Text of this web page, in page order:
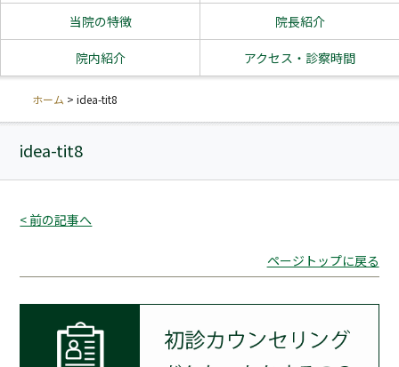
当院の特徴 院長紹介
院内紹介 アクセス・診察時間
ホーム > idea-tit8
idea-tit8
< 前の記事へ
ページトップに戻る